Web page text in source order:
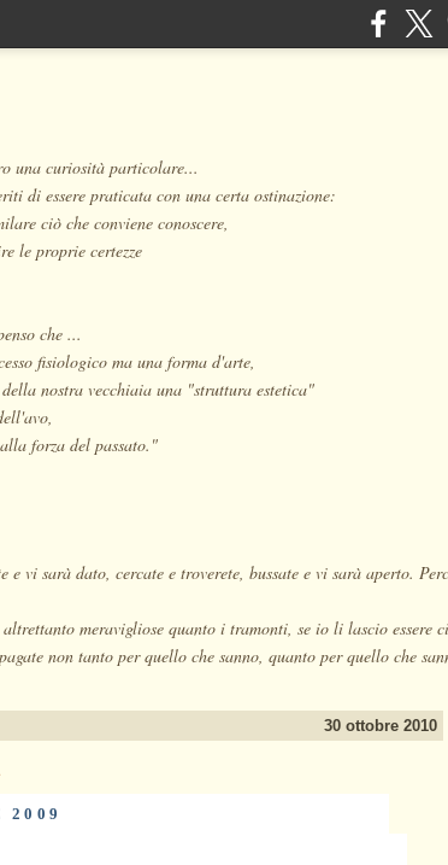
una curiosità particolare...
di essere praticata con una certa ostinazione:
ciò che conviene conoscere,
le proprie certezze
che ...
fisiologico ma una forma d'arte,
nostra vecchiaia una "struttura estetica"
forza del passato."
e vi sarà dato, cercate e troverete, bussate e vi sarà aperto.
altrettanto meravigliose quanto i tramonti, se io li lascio essere
non tanto per quello che sanno, quanto per quello che
30 ottobre 2010
2009